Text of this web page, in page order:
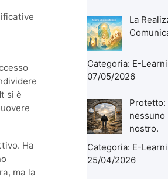
si è
Ha
ma la
La
Categoria: E-
07/05/2026
Protetto:
nessuno
nostro.
Categoria: E-
25/04/2026